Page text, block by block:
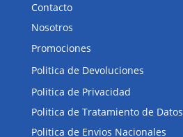
Contacto
Nosotros
Promociones
Politica de Devoluciones
Politica de Privacidad
Politica de Tratamiento de Datos
Politica de Envios Nacionales